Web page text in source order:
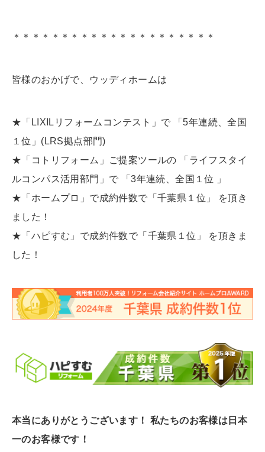
＊＊＊＊＊＊＊＊＊＊＊＊＊＊＊＊＊＊＊＊＊
皆様のおかげで、ウッディホームは
★「LIXILリフォームコンテスト」で 「5年連続、全国
１位」(LRS拠点部門)
★「コトリフォーム」ご提案ツールの 「ライフスタイ
ルコンパス活用部門」で 「3年連続、全国１位 」
★「ホームプロ」で成約件数で「千葉県１位」 を頂き
ました！
★「ハピすむ」で成約件数で「千葉県１位」 を頂きま
した！
本当にありがとうございます！ 私たちのお客様は 日本
一のお客様です！